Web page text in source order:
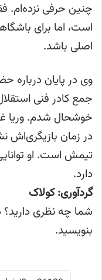
چنین حرفی
است، اما برای
اصلی باشد.
وی در پایان درباره
جمع کادر فنی
خوشحال شدم. وریا
در زمان بازیگری‌اش
تیمش است. او
دارد.
گردآوری: کولاک
شما چه نظری دارید؟
بنویسید.